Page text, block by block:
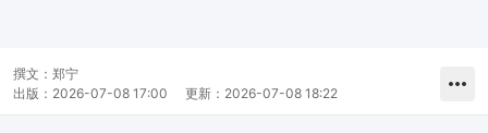
撰文： 郑宁
出版： 2026-07-08 17:00 更新： 2026-07-08 18:22